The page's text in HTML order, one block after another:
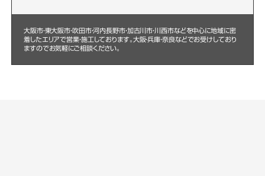
大阪市・東大阪市・吹田市・河内長野市・加古川市・川西市などを中心に地域に密
着したエリアで営業・施工しております。大阪・兵庫・奈良などでお受けしており
ますのでお気軽にご相談ください。